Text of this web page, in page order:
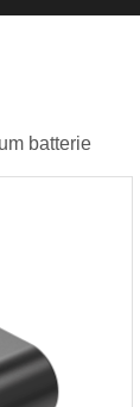
batterie